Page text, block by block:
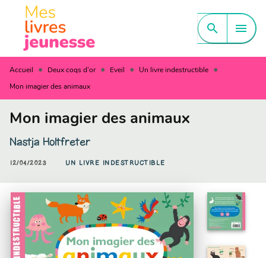
MENU CONTENU
PIED DE PAGE
search menu
Accueil • Deux coqs d'or • Eveil • Un livre indestructible •
Mon imagier des animaux
Mon imagier des animaux
Nastja Holtfreter
12/04/2023 UN LIVRE INDESTRUCTIBLE